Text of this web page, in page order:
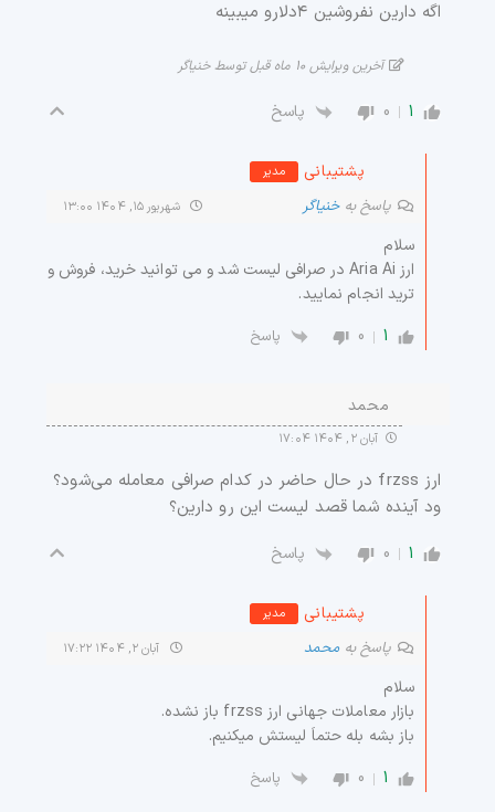
اگه دارین نفروشین ۴دلارو میبینه
آخرین ویرایش ۱۰ ماه قبل توسط خنیاگر
1
0 پاسخ
پشتیبانی مدیر
پاسخ بهخنیاگر شهریور ۱۵, ۱۴۰۴ ۱۳:۰۰
سلام
ارز Aria Ai در صرافی لیست شد و می توانید خرید، فروش و
ترید انجام نمایید.
1
0 پاسخ
محمد
آبان ۲, ۱۴۰۴ ۱۷:۰۴
ارز frzss در حال حاضر در کدام صرافی معامله می‌شود؟
ود آینده شما قصد لیست این رو دارین؟
1
0 پاسخ
پشتیبانی مدیر
پاسخ بهمحمد آبان ۲, ۱۴۰۴ ۱۷:۲۲
سلام
بازار معاملات جهانی ارز frzss باز نشده.
باز بشه بله حتماَ لیستش میکنیم.
1
0 پاسخ